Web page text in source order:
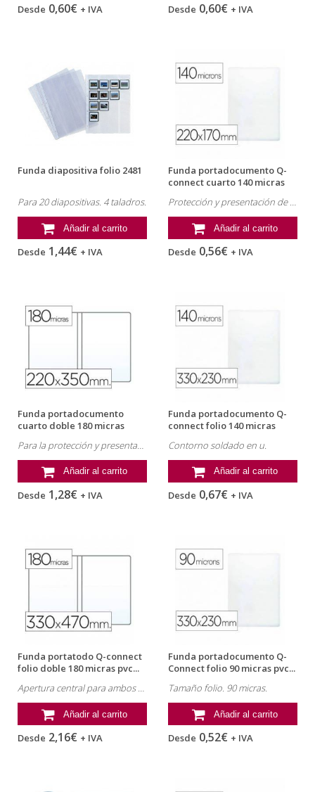
Desde 0,60€ + IVA Desde 0,60€ + IVA
Funda diapositiva folio 2481
Para 20 diapositivas. 4 taladros.
Añadir al carrito
Desde 1,44€ + IVA
Funda portadocumento Q-
connect cuarto 140 micras
Protección y presentación de documentos.
Añadir al carrito
Desde 0,56€ + IVA
Funda portadocumento
cuarto doble 180 micras
Para la protección y presentación de documentos.
Añadir al carrito
Desde 1,28€ + IVA
Funda portadocumento Q-
connect folio 140 micras
Contorno soldado en u.
Añadir al carrito
Desde 0,67€ + IVA
Funda portatodo Q-connect
folio doble 180 micras pvc...
Apertura central para ambos cuerpos.
Añadir al carrito
Desde 2,16€ + IVA
Funda portadocumento Q-
Connect folio 90 micras pvc...
Tamaño folio. 90 micras.
Añadir al carrito
Desde 0,52€ + IVA